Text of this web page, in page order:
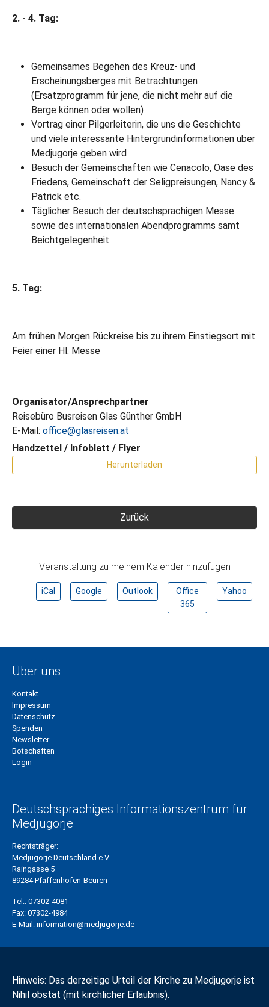
2. - 4. Tag:
Gemeinsames Begehen des Kreuz- und
Erscheinungsberges mit Betrachtungen
(Ersatzprogramm für jene, die nicht mehr auf die
Berge können oder wollen)
Vortrag einer Pilgerleiterin, die uns die Geschichte
und viele interessante Hintergrundinformationen über
Medjugorje geben wird
Besuch der Gemeinschaften wie Cenacolo, Oase des
Friedens, Gemeinschaft der Seligpreisungen, Nancy &
Patrick etc.
Täglicher Besuch der deutschsprachigen Messe
sowie des internationalen Abendprogramms samt
Beichtgelegenheit
5. Tag:
Am frühen Morgen Rückreise bis zu ihrem Einstiegsort mit
Feier einer Hl. Messe
Organisator/Ansprechpartner
Reisebüro Busreisen Glas Günther GmbH
E-Mail: office@glasreisen.at
Handzettel / Infoblatt / Flyer
Herunterladen
Zurück
Veranstaltung zu meinem Kalender hinzufügen
iCal Google Outlook
Office
365
Yahoo
Über uns
Kontakt
Impressum
Datenschutz
Spenden
Newsletter
Botschaften
Login
Deutschsprachiges Informationszentrum für
Medjugorje
Rechtsträger:
Medjugorje Deutschland e.V.
Raingasse 5
89284 Pfaffenhofen-Beuren
Tel.: 07302-4081
Fax: 07302-4984
E-Mail: information@medjugorje.de
Hinweis: Das derzeitige Urteil der Kirche zu Medjugorje ist
Nihil obstat (mit kirchlicher Erlaubnis).